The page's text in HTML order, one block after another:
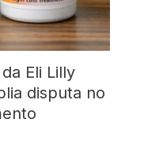
Eli Lilly
disputa no